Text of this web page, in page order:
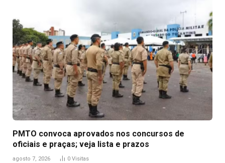
PMTO convoca aprovados nos concursos de
oficiais e praças; veja lista e prazos
agosto 7, 2026 0 Visitas